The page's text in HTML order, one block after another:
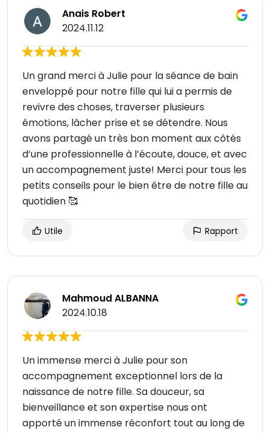
Anais Robert
2024.11.12
Un grand merci à Julie pour la séance de bain
enveloppé pour notre fille qui lui a permis de
revivre des choses, traverser plusieurs
émotions, lâcher prise et se détendre. Nous
avons partagé un très bon moment aux côtés
d’une professionnelle à l’écoute, douce, et avec
un accompagnement juste! Merci pour tous les
petits conseils pour le bien être de notre fille au
quotidien 🥰
Utile Rapport
Mahmoud ALBANNA
2024.10.18
Un immense merci à Julie pour son
accompagnement exceptionnel lors de la
naissance de notre fille. Sa douceur, sa
bienveillance et son expertise nous ont
apporté un immense réconfort tout au long de